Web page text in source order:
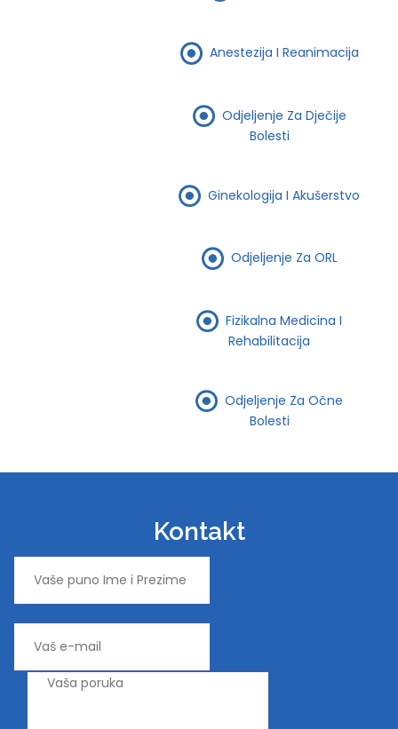
Anestezija I Reanimacija
Odjeljenje Za Dječije
Bolesti
Ginekologija I Akušerstvo
Odjeljenje Za ORL
Fizikalna Medicina I
Rehabilitacija
Odjeljenje Za Očne
Bolesti
Kontakt